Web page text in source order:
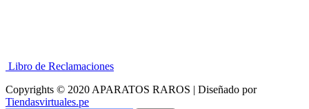
Libro de Reclamaciones
Copyrights © 2020 APARATOS RAROS | Diseñado por
Tiendasvirtuales.pe